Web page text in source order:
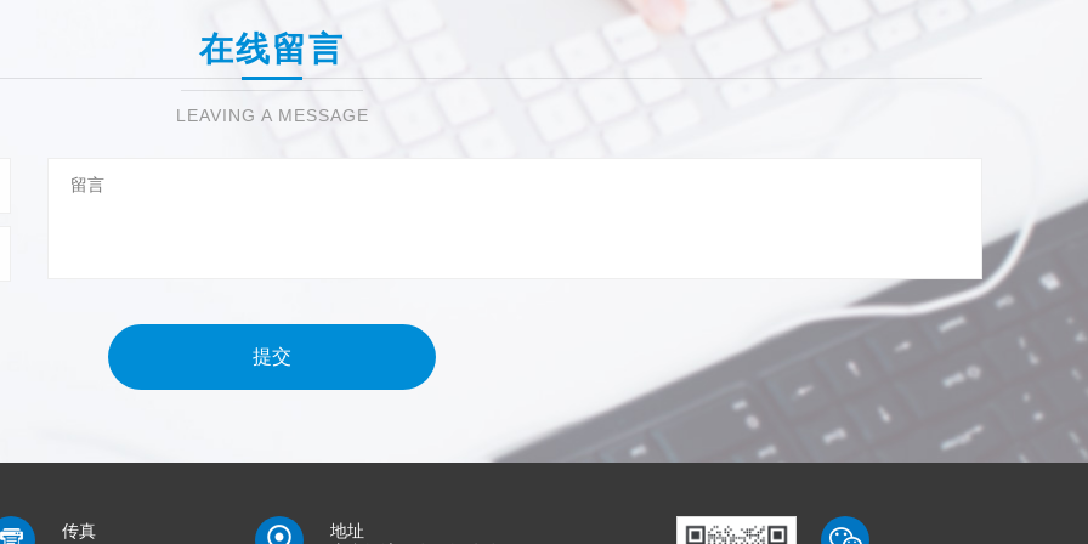
在线留言
LEAVING A MESSAGE
提交
传真
地址